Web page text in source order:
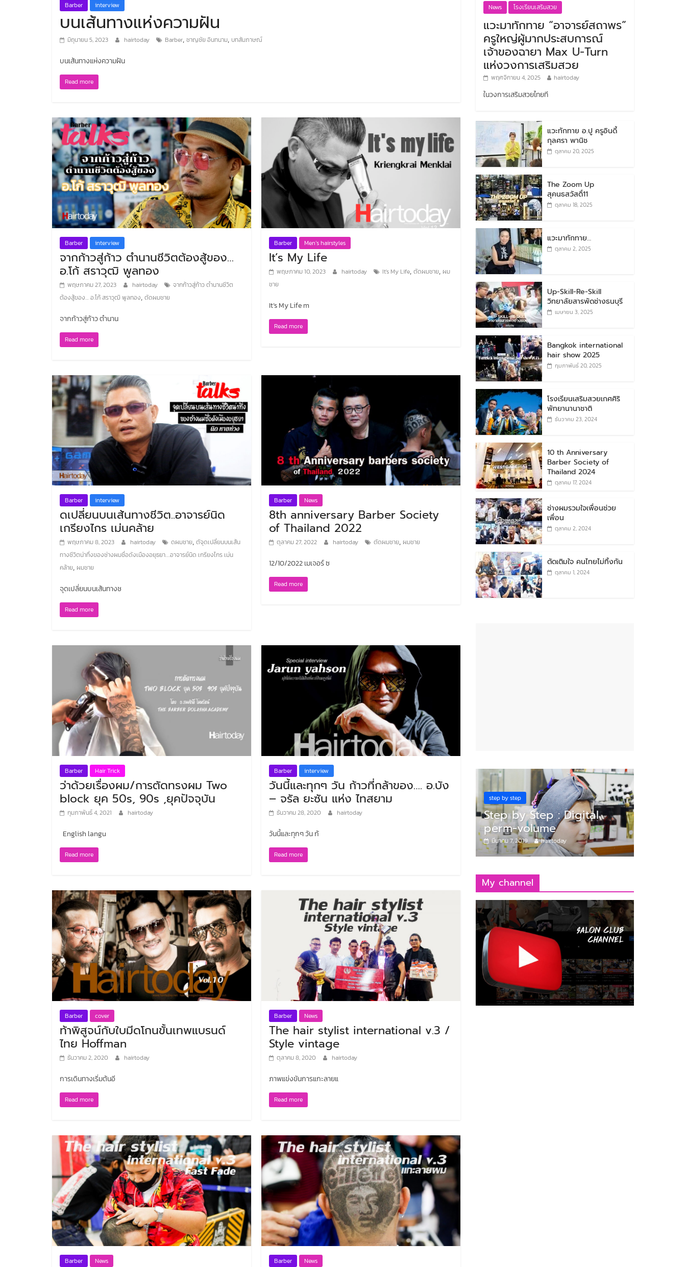
Barber interview
บนเส้นทางแห่งความฝัน
มิถุนายน 5, 2023 hairtoday Barber, ชาญชัย อินทนาม, บทสัมภาษณ์
บนเส้นทางแห่งความฝัน
Read more
Barber interview
จากก้าวสู่ก้าว ตำนานชีวิตต้องสู้ของ…
อ.โก้ สราวุฒิ พูลทอง
พฤษภาคม 27, 2023 hairtoday
จากก้าวสู่ก้าว ตำนานชีวิต
ต้องสู้ของ… อ.โก้ สราวุฒิ พูลทอง, ตัดผมชาย
จากก้าวสู่ก้าว ตำนาน
Read more
Barber Men’s hairstyles
It’s My Life
พฤษภาคม 10, 2023 hairtoday It's My Life,ตัดผมชาย, ผม
ชาย
It’s My Life m
Read more
Barber interview
ดเปลี่ยนบนเส้นทางชีวิต..อาจารย์นิด
เกรียงไกร เม่นคล้าย
พฤษภาคม 8, 2023 hairtoday ดผมชาย, ตัจุดเปลี่ยนบนเส้น
ทางชีวิตน่าทึ่งของช่างผมชื่อดังเมืองอยุธยา….อาจารย์นิด เกรียงไกร เม่น
คล้าย, ผมชาย
จุดเปลี่ยนบนเส้นทางช
Read more
Barber News
8th anniversary Barber Society
of Thailand 2022
ตุลาคม 27, 2022 hairtoday ตัดผมชาย, ผมชาย
12/10/2022 เมเจอร์ ซ
Read more
Barber Hair Trick
ว่าด้วยเรื่องผม/การตัดทรงผม Two
block ยุค 50s, 90s ,ยุคปัจจุบัน
กุมภาพันธ์ 4, 2021 hairtoday
English langu
Read more
Barber interview
วันนี้และทุกๆ วัน ก้าวที่กล้าของ…. อ.บัง
– จรัล ยะซัน แห่ง ไทสยาม
ธันวาคม 28, 2020 hairtoday
วันนี้และทุกๆ วัน ก้
Read more
Barber cover
ท้าพิสูจน์กับใบมีดโกนขั้นเทพแบรนด์
ไทย Hoffman
ธันวาคม 2, 2020 hairtoday
การเดินทางเริ่มต้นอี
Read more
Barber News
The hair stylist international v.3 /
Style vintage
ตุลาคม 8, 2020 hairtoday
ภาพแข่งขันการแกะลายแ
Read more
Barber News Barber News
News โรงเรียนเสริมสวย
แวะมาทักทาย “อาจารย์สถาพร”
ครูใหญ่ผู้มากประสบการณ์
เจ้าของฉายา Max U-Turn
แห่งวงการเสริมสวย
พฤศจิกายน 4, 2025 hairtoday
ในวงการเสริมสวยไทยที
แวะทักทาย อ.ปู ครูอินดี้
กุลศรา พานิช
ตุลาคม 20, 2025
The Zoom Up
สุคนธสวัสดิ์11
ตุลาคม 18, 2025
แวะมาทักทาย…
ตุลาคม 2, 2025
Up-Skill-Re-Skill
วิทยาลัยสารพัดช่างธนบุรี
เมษายน 3, 2025
Bangkok international
hair show 2025
กุมภาพันธ์ 20, 2025
โรงเรียนเสริมสวยเกศศิริ
พัทยานานาชาติ
ธันวาคม 23, 2024
10 th Anniversary
Barber Society of
Thailand 2024
ตุลาคม 17, 2024
ช่างผมรวมใจเพื่อนช่วย
เพื่อน
ตุลาคม 2, 2024
ตัดเติมใจ คนไทยไม่ทิ้งกัน
ตุลาคม 1, 2024
Pro HD Thailand
เทคนิคการใช้เฮนน่าสมุนไพรปิด
step by step
Step by Step : Digital Pro HD Thailand step by step
เทคนิคการทำสีผมบลอนด์
มีนาคม 7, 2019 hairtoday
My channel